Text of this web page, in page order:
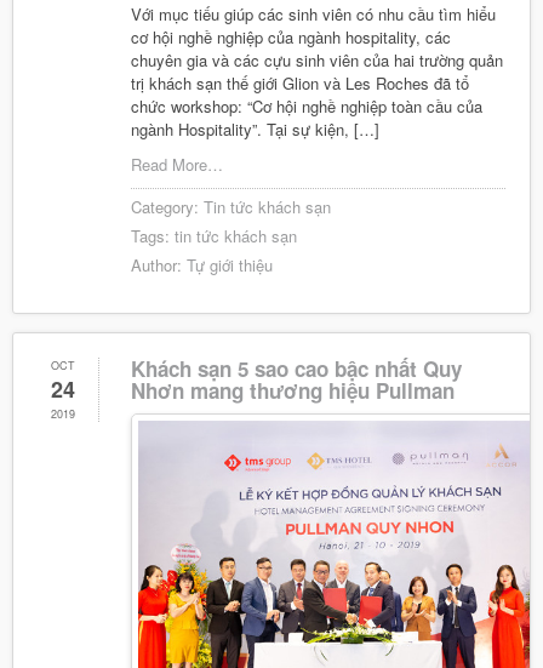
Với mục tiếu giúp các sinh viên có nhu cầu tìm hiểu
cơ hội nghề nghiệp của ngành hospitality, các
chuyên gia và các cựu sinh viên của hai trường quản
trị khách sạn thế giới Glion và Les Roches đã tổ
chức workshop: “Cơ hội nghề nghiệp toàn cầu của
ngành Hospitality”. Tại sự kiện, […]
Read More…
Category:Tin tức khách sạn
Tags:tin tức khách sạn
Author:Tự giới thiệu
OCT
24
2019
Khách sạn 5 sao cao bậc nhất Quy
Nhơn mang thương hiệu Pullman